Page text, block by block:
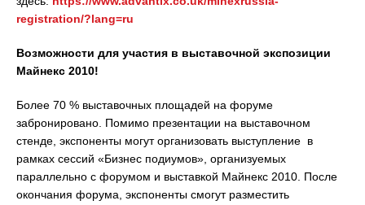
registration/?lang=ru
Возможности для участия в выставочной экспозиции
Майнекс 2010!
Более 70 % выставочных площадей на форуме
забронировано. Помимо презентации на выставочном
стенде, экспоненты могут организовать выступление в
рамках сессий «Бизнес подиумов», организуемых
параллельно с форумом и выставкой Майнекс 2010. После
окончания форума, экспоненты смогут разместить